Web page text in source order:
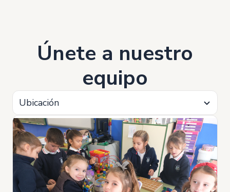
Únete a nuestro
equipo
Ubicación